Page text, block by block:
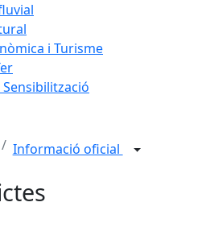
i Turisme
Informació oficial